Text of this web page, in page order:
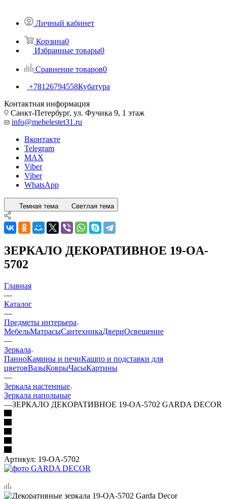
Личный кабинет
Корзина0
Избранные товары0
Сравнение товаров0
+78126794558Кубатура
Контактная информация
Санкт-Петербург, ул. Фучика 9, 1 этаж
info@mebelestet31.ru
Вконтакте
Telegram
MAX
Viber
Viber
WhatsApp
Темная тема Светлая тема
ЗЕРКАЛО ДЕКОРАТИВНОЕ 19-OA-
5702
Главная
—
Каталог
—
Предметы интерьера
МебельМатрасыСантехникаДвериОсвещение
—
Зеркала
ПанноКамины и печиКашпо и подставки для
цветовВазыКоврыЧасыКартины
—
Зеркала настенные
Зеркала напольные
—ЗЕРКАЛО ДЕКОРАТИВНОЕ 19-OA-5702 GARDA DECOR
Артикул: 19-OA-5702